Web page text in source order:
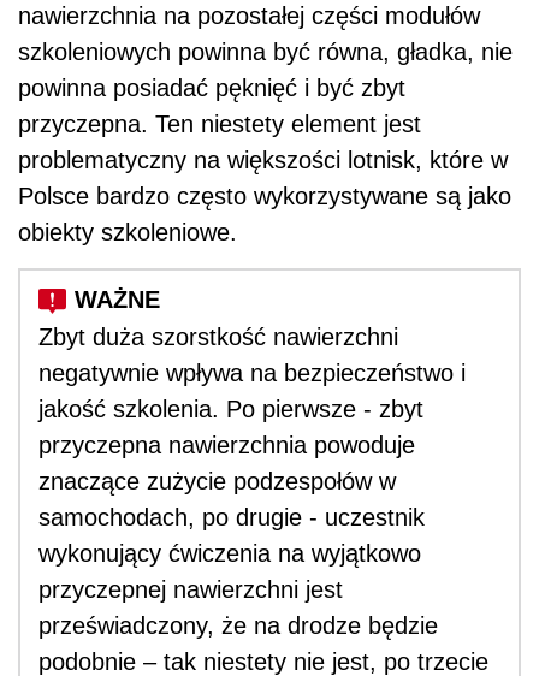
nawierzchnia na pozostałej części modułów
szkoleniowych powinna być równa, gładka, nie
powinna posiadać pęknięć i być zbyt
przyczepna. Ten niestety element jest
problematyczny na większości lotnisk, które w
Polsce bardzo często wykorzystywane są jako
obiekty szkoleniowe.
Zbyt duża szorstkość nawierzchni
negatywnie wpływa na bezpieczeństwo i
jakość szkolenia. Po pierwsze - zbyt
przyczepna nawierzchnia powoduje
znaczące zużycie podzespołów w
samochodach, po drugie - uczestnik
wykonujący ćwiczenia na wyjątkowo
przyczepnej nawierzchni jest
przeświadczony, że na drodze będzie
podobnie – tak niestety nie jest, po trzecie